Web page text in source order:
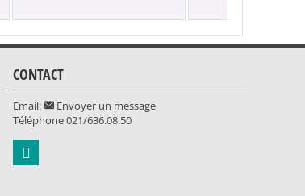
CONTACT
Email:
Envoyer un message
Téléphone021/636.08.50